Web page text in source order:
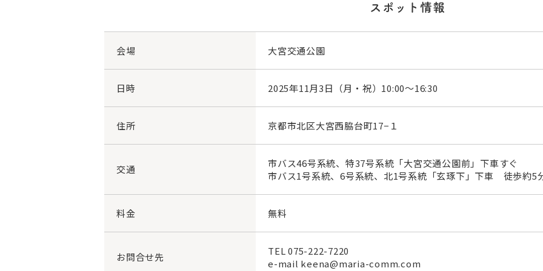
スポット情報
会場 大宮交通公園
日時 2025年11月3日（月・祝）10:00～16:30
住所 京都市北区大宮西脇台町17−１
交通
市バス46号系統、特37号系統「大宮交通公園前」下車すぐ
市バス1号系統、6号系統、北1号系統「玄琢下」下車 徒歩約5
料金 無料
お問合せ先 TEL075-222-7220
e-mail keena@maria-comm.com